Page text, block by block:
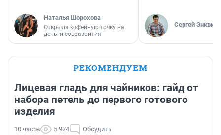
Наталья Шорохова
Открыла кофейную точку на
деньги соцразвития
Сергей Энквист
РЕКОМЕНДУЕМ
Лицевая гладь для чайников: гайд от
набора петель до первого готового
изделия
10 часов 5 924 Обсудить